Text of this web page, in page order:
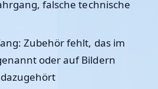
falsche technische
: Zubehör fehlt, das im
oder auf Bildern